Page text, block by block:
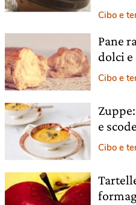
Cibo e
Pane
dolci
Cibo e
e
Cibo e